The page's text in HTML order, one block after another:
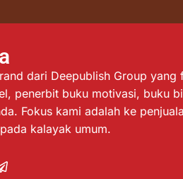
dari Deepublish Group
penerbit buku motivasi, buku
Fokus kami adalah ke
kalayak umum.